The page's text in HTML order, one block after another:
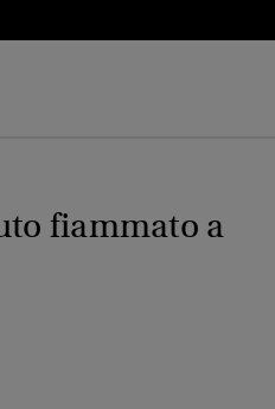
fiammato a